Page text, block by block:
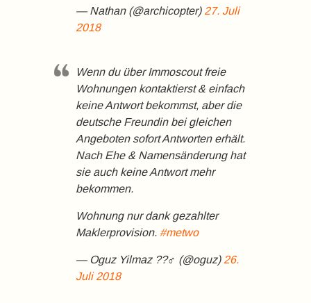
— Nathan (@archicopter) 27. Juli
2018
Wenn du über Immoscout freie
Wohnungen kontaktierst & einfach
keine Antwort bekommst, aber die
deutsche Freundin bei gleichen
Angeboten sofort Antworten erhält.
Nach Ehe & Namensänderung hat
sie auch keine Antwort mehr
bekommen.
Wohnung nur dank gezahlter
Maklerprovision. #metwo
— Oguz Yilmaz ??‍♂️ (@oguz) 26.
Juli 2018